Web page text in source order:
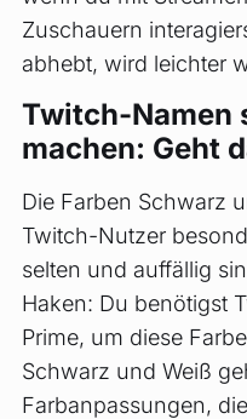
Zuschauern
abhebt, wird leichter
Twitch-Namen
machen: Geht
Die Farben Schwarz
Twitch-Nutzer
selten und auffällig
Haken: Du benötigst
Prime, um diese
Schwarz und Weiß
Farbanpassungen,